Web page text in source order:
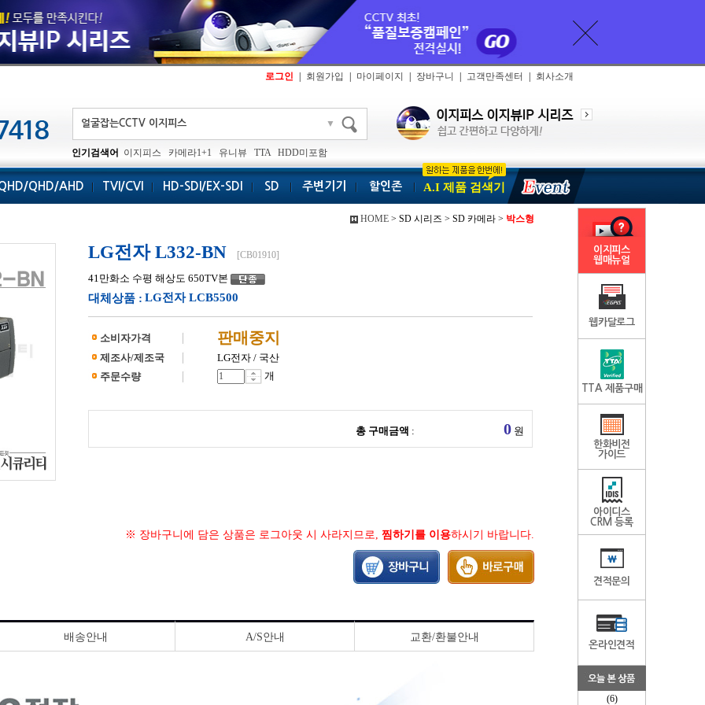
로그인 회원가입 마이페이지 장바구니 고객만족센터 회사소개
▼
인기검색어 이지피스 카메라1+1 유니뷰 TTA HDD미포함
QHD/AHD TVI/CVI HD-SDI/EX-SDI SD 주변기기 할인존 A.I 제품 검색기
HOME > SD 시리즈 > SD 카메라 > 박스형
LG전자 L332-BN [CB01910]
41만화소 수평 해상도 650TV본
대체상품 : LG전자 LCB5500
소비자가격 판매중지
제조사/제조국
LG전자 / 국산
주문수량
개
총 구매금액 : 원
※ 장바구니에 담은 상품은 로그아웃 시 사라지므로, 찜하기를 이용하시기 바랍니다.
배송안내 A/S안내 교환/환불안내
이지피스
웹매뉴얼
웹카달로그
TTA 제품구매
한화비전
가이드
아이디스
CRM 등록
견적문의
온라인견적
(6)